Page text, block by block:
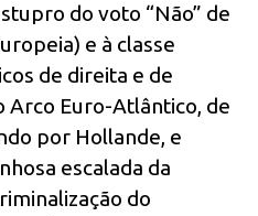
do voto “Não” de
e à classe
de direita e de
Arco Euro-Atlântico, de
por Hollande, e
escalada da
do